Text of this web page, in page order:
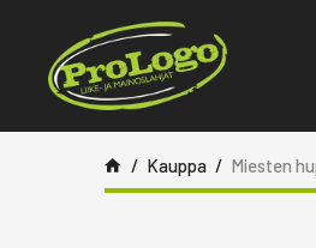
Kauppa Miesten